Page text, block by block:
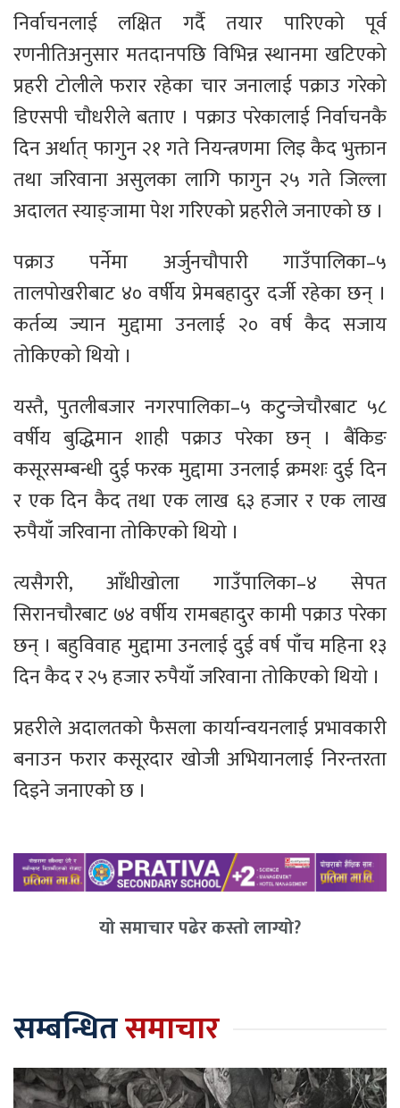
निर्वाचनलाई लक्षित गर्दै तयार पारिएको पूर्व
रणनीतिअनुसार मतदानपछि विभिन्न स्थानमा खटिएको
प्रहरी टोलीले फरार रहेका चार जनालाई पक्राउ गरेको
डिएसपी चौधरीले बताए । पक्राउ परेकालाई निर्वाचनकै
दिन अर्थात् फागुन २१ गते नियन्त्रणमा लिइ कैद भुक्तान
तथा जरिवाना असुलका लागि फागुन २५ गते जिल्ला
अदालत स्याङ्जामा पेश गरिएको प्रहरीले जनाएको छ ।
पक्राउ पर्नेमा अर्जुनचौपारी गाउँपालिका–५
तालपोखरीबाट ४० वर्षीय प्रेमबहादुर दर्जी रहेका छन् ।
कर्तव्य ज्यान मुद्दामा उनलाई २० वर्ष कैद सजाय
तोकिएको थियो ।
यस्तै, पुतलीबजार नगरपालिका–५ कटुन्जेचौरबाट ५८
वर्षीय बुद्धिमान शाही पक्राउ परेका छन् । बैंकिङ
कसूरसम्बन्धी दुई फरक मुद्दामा उनलाई क्रमशः दुई दिन
र एक दिन कैद तथा एक लाख ६३ हजार र एक लाख
रुपैयाँ जरिवाना तोकिएको थियो ।
त्यसैगरी, आँधीखोला गाउँपालिका–४ सेपत
सिरानचौरबाट ७४ वर्षीय रामबहादुर कामी पक्राउ परेका
छन् । बहुविवाह मुद्दामा उनलाई दुई वर्ष पाँच महिना १३
दिन कैद र २५ हजार रुपैयाँ जरिवाना तोकिएको थियो ।
प्रहरीले अदालतको फैसला कार्यान्वयनलाई प्रभावकारी
बनाउन फरार कसूरदार खोजी अभियानलाई निरन्तरता
दिइने जनाएको छ ।
यो समाचार पढेर कस्तो लाग्यो?
सम्बन्धितसमाचार